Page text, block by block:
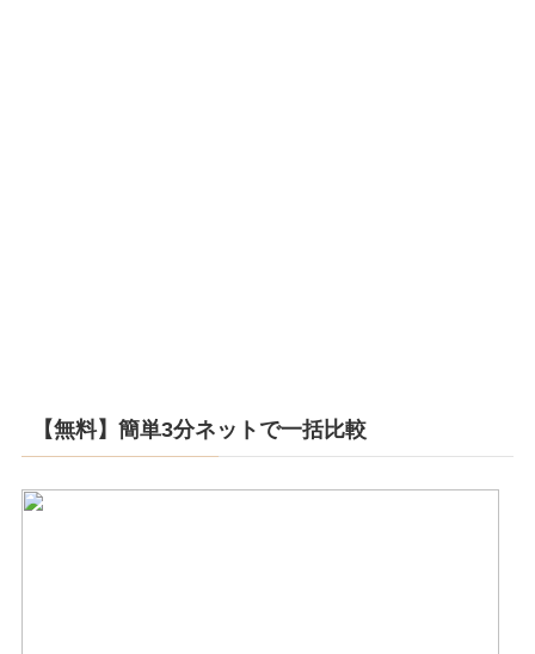
【無料】簡単3分ネットで一括比較